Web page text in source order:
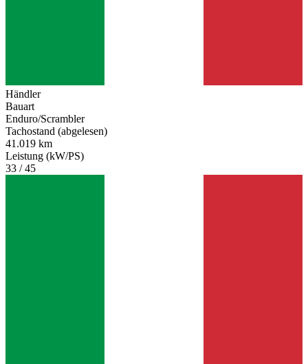
Händler
Bauart
Enduro/Scrambler
Tachostand (abgelesen)
41.019 km
Leistung (kW/PS)
33 / 45